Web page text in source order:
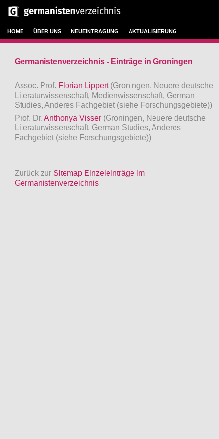
HOME ÜBER UNS NEUEINTRAGUNG AKTUALISIERUNG
Germanistenverzeichnis - Einträge in Groningen
Assoc. Prof. Florian Lippert (Groningen, Neuere deutsche
Literaturwissenschaft, Medienwissenschaft, German
Studies, Anderes Fachgebiet (siehe Forschungsgebiete))
Prof. Dr. Anthonya Visser (Groningen, Neuere deutsche
Literaturwissenschaft, German Studies, Anderes
Fachgebiet (siehe Forschungsgebiete))
Zurück zur Sitemap Einzeleinträge im
Germanistenverzeichnis